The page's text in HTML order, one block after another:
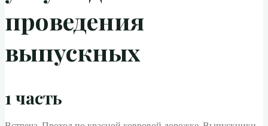
проведения
выпускных
1 часть